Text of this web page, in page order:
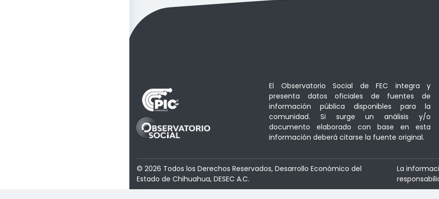
El Observatorio Social de FEC integra y
presenta datos oficiales de fuentes de
información pública disponibles para la
comunidad. Si surge un análisis y/o
documento elaborado con base en esta
información deberá citarse la fuente original.
© 2026 Todos los Derechos Reservados, Desarrollo Económico del
Estado de Chihuahua, DESEC A.C.
La